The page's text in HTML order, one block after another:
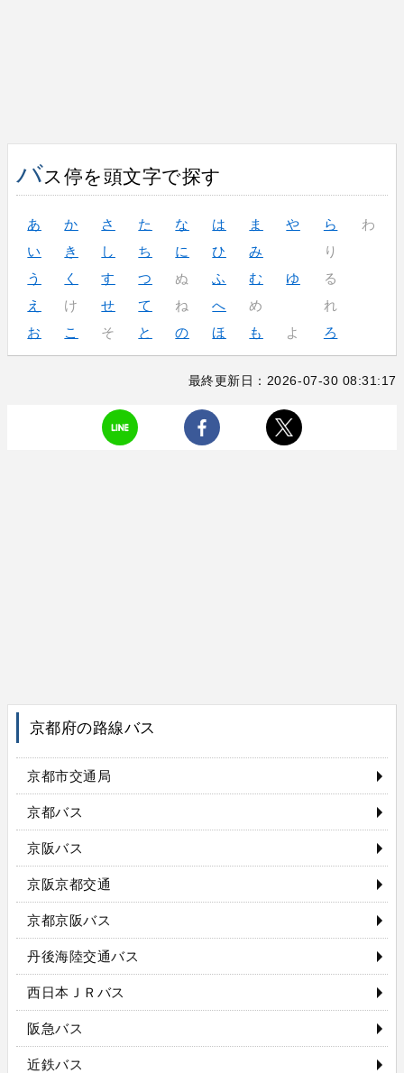
バス停を頭文字で探す
あ か さ た な は ま や ら
わ
い
き し ち に ひ み
り
う
く す つ ぬ ふ む ゆ
る
え
け せ て ね へ め
れ
お
こ そ と の ほ も よ ろ
最終更新日：2026-07-30 08:31:17
京都府の路線バス
京都市交通局
京都バス
京阪バス
京阪京都交通
京都京阪バス
丹後海陸交通バス
西日本ＪＲバス
阪急バス
近鉄バス